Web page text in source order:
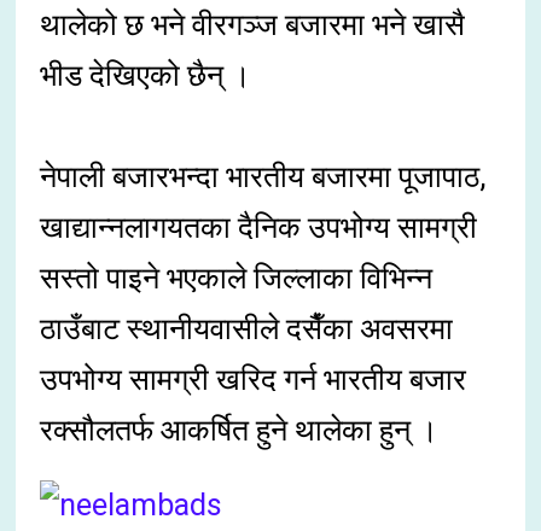
थालेको छ भने वीरगञ्ज बजारमा भने खासै
भीड देखिएको छैन् ।
नेपाली बजारभन्दा भारतीय बजारमा पूजापाठ,
खाद्यान्नलागयतका दैनिक उपभोग्य सामग्री
सस्तो पाइने भएकाले जिल्लाका विभिन्न
ठाउँबाट स्थानीयवासीले दसैँका अवसरमा
उपभोग्य सामग्री खरिद गर्न भारतीय बजार
रक्सौलतर्फ आकर्षित हुने थालेका हुन् ।